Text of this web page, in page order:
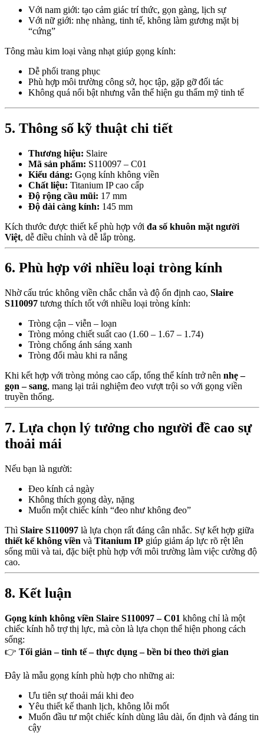
Với nam giới: tạo cảm giác trí thức, gọn gàng, lịch sự
Với nữ giới: nhẹ nhàng, tinh tế, không làm gương mặt bị
“cứng”
Tông màu kim loại vàng nhạt giúp gọng kính:
Dễ phối trang phục
Phù hợp môi trường công sở, học tập, gặp gỡ đối tác
Không quá nổi bật nhưng vẫn thể hiện gu thẩm mỹ tinh tế
5. Thông số kỹ thuật chi tiết
Thương hiệu: Slaire
Mã sản phẩm: S110097 – C01
Kiểu dáng: Gọng kính không viền
Chất liệu: Titanium IP cao cấp
Độ rộng cầu mũi: 17 mm
Độ dài càng kính: 145 mm
Kích thước được thiết kế phù hợp với đa số khuôn mặt người
Việt, dễ điều chỉnh và dễ lắp tròng.
6. Phù hợp với nhiều loại tròng kính
Nhờ cấu trúc không viền chắc chắn và độ ổn định cao, Slaire
S110097 tương thích tốt với nhiều loại tròng kính:
Tròng cận – viễn – loạn
Tròng mỏng chiết suất cao (1.60 – 1.67 – 1.74)
Tròng chống ánh sáng xanh
Tròng đổi màu khi ra nắng
Khi kết hợp với tròng mỏng cao cấp, tổng thể kính trở nên nhẹ –
gọn – sang, mang lại trải nghiệm đeo vượt trội so với gọng viền
truyền thống.
7. Lựa chọn lý tưởng cho người đề cao sự
thoải mái
Nếu bạn là người:
Đeo kính cả ngày
Không thích gọng dày, nặng
Muốn một chiếc kính “đeo như không đeo”
Thì Slaire S110097 là lựa chọn rất đáng cân nhắc. Sự kết hợp giữa
thiết kế không viền và Titanium IP giúp giảm áp lực rõ rệt lên
sống mũi và tai, đặc biệt phù hợp với môi trường làm việc cường độ
cao.
8. Kết luận
Gọng kính không viền Slaire S110097 – C01 không chỉ là một
chiếc kính hỗ trợ thị lực, mà còn là lựa chọn thể hiện phong cách
sống:
👉 Tối giản – tinh tế – thực dụng – bền bỉ theo thời gian
Đây là mẫu gọng kính phù hợp cho những ai:
Ưu tiên sự thoải mái khi đeo
Yêu thiết kế thanh lịch, không lỗi mốt
Muốn đầu tư một chiếc kính dùng lâu dài, ổn định và đáng tin
cậy